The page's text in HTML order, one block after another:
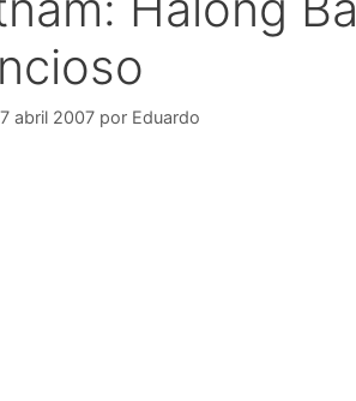
abril 2007 por Eduardo